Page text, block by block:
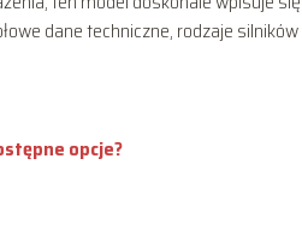
dane techniczne, rodzaje
opcje?